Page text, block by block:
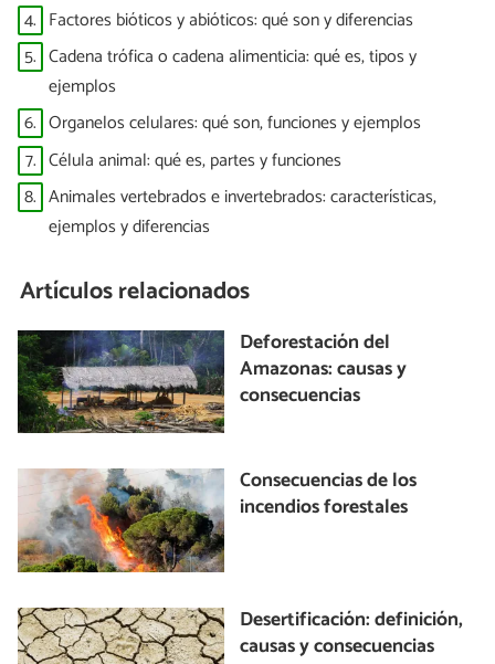
4. Factores bióticos y abióticos: qué son y diferencias
5. Cadena trófica o cadena alimenticia: qué es, tipos y
ejemplos
6. Organelos celulares: qué son, funciones y ejemplos
7. Célula animal: qué es, partes y funciones
8. Animales vertebrados e invertebrados: características,
ejemplos y diferencias
Artículos relacionados
Deforestación del
Amazonas: causas y
consecuencias
Consecuencias de los
incendios forestales
Desertificación: definición,
causas y consecuencias